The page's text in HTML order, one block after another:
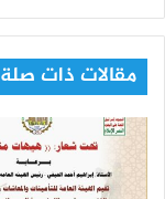
مقالات ذات صلة